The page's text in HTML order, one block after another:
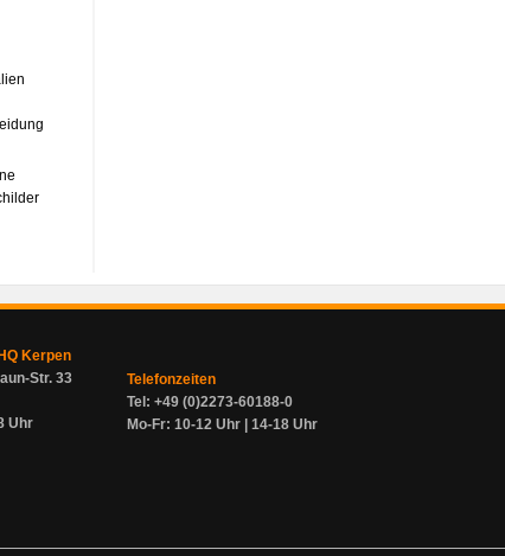
Kerpen
Str. 33
Uhr
Telefonzeiten
Tel: +49 (0)2273-60188-0
Mo-Fr: 10-12 Uhr | 14-18 Uhr